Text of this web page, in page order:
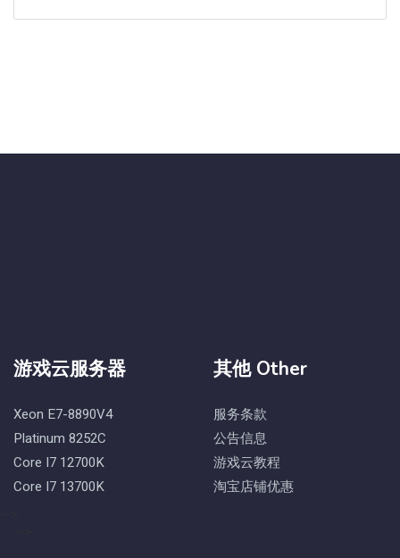
游戏云服务器
Xeon E7-8890V4
Platinum 8252C
Core I7 12700K
Core I7 13700K
其他 Other
服务条款
公告信息
游戏云教程
淘宝店铺优惠